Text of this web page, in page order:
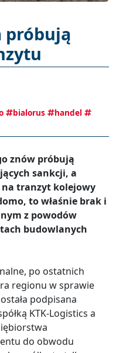
próbują
bialorus
handel
znów próbują
sankcji, a
tranzyt kolejowy
to właśnie brak i
z powodów
budowlanych
po ostatnich
regionu w sprawie
podpisana
KTK-Logistics a
do obwodu